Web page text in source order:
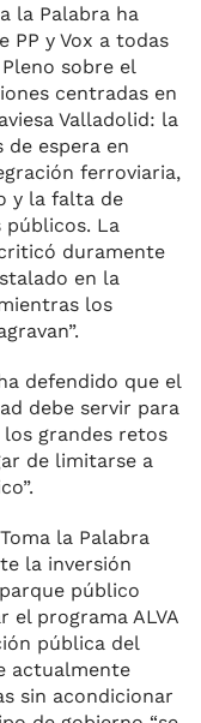
la Palabra ha
PP y Vox a todas
sobre el
centradas en
Valladolid: la
de espera en
ferroviaria,
y la falta de
públicos. La
duramente
en la
los
defendido que el
debe servir para
los grandes retos
de limitarse a
la Palabra
la inversión
público
el programa ALVA
pública del
actualmente
sin acondicionar